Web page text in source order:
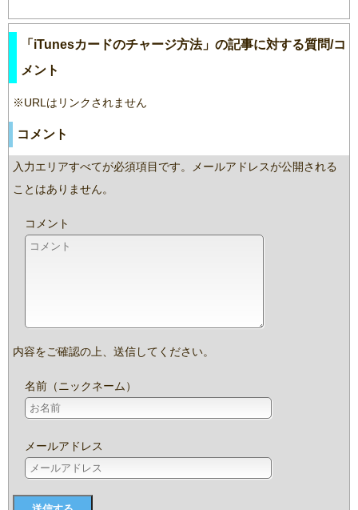
「iTunesカードのチャージ方法」の記事に対する質問/コ
メント
※URLはリンクされません
コメント
入力エリアすべてが必須項目です。メールアドレスが公開される
ことはありません。
コメント
内容をご確認の上、送信してください。
名前（ニックネーム）
メールアドレス